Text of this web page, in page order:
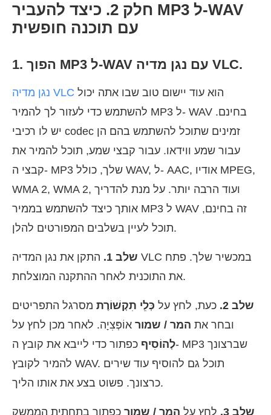
חלק 2. כיצד להעביר MP3 ל-WAV
עם תוכנה חופשית
1. הפוך MP3 ל-WAV עם נגן מדיה VLC.
נגן מדיה VLC
להשתמש כדי לעזור לך להמיר MP3 ל- WAV בחינם.
יש לו רכיבי codec זמינים שתוכל להשתמש בהם הן
עבור שמע ווידאו. עבור קבצי שמע, תוכל להמיר את
קבצי ה- MP3 שלך, כולל WAV, ל- AAC, אודיו MPEG,
WMA 2, WMA 2, ועוד הרבה יותר. על מנת להדריך
אותך כיצד להשתמש בממיר MP3 ל WAV זה בחינם,
תוכל לעיין בשלבים המפורטים להלן.
שלב 1.
התקן את נגן המדיה VLC במכשיר שלך. פתח
את התוכנית לאחר ההתקנה המוצלחת.
שלב 2. כעת, לחץ על כְּלֵי תִקְשׁוֹרֶת מסרגל התפריטים
ובחר את המר / שמור אוֹפְּצִיָה. לאחר מכן לחץ על
לְהוֹסִיף כפתור כדי לייבא את קובץ ה- MP3 שברצונך
להמיר לקובץ WAV. תוכל גם להוסיף עוד שירים
כרצונך. פשוט בצע את אותו הליך.
שלב 3. לחץ על המר / שמור כפתור בתחתית הממשק